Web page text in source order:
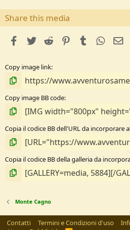
Share this media
facebookTwitterReddit PinterestTumblr
Copy image link
Copy image BB code
Copia il codice BB dell'URL da incorporare
Copia il codice BB della galleria da
Monte Cagno
Contatti Termini e Condizioni d'uso